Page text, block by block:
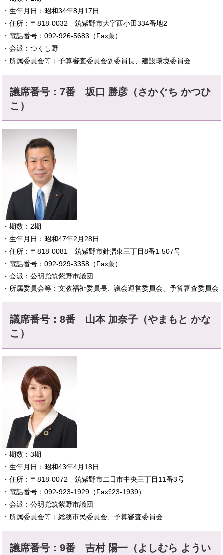
・生年月日：昭和34年8月17日
・住所：〒818-0032 筑紫野市大字西小田334番地2
・電話番号：092-926-5683（Fax兼）
・会派：つくし野
・所属委員会等：予算審査委員会副委員長、建設環境委員会
議席番号：7番 坂口 勝彦（さかぐち かつひ
こ）
​・期数：2期
・生年月日：昭和47年2月28日
・住所：〒818-0081 筑紫野市針摺東三丁目8番1-507号
・電話番号：092-929-3358（Fax兼）
・会派：公明党筑紫野市議団
・所属委員会等：文教福祉委員長、議会運営委員会、予算審査委員会
議席番号：8番 山本 加奈子（やまもと かな
こ）
​・期数：3期
・生年月日：昭和43年4月18日
・住所：〒818-0072 筑紫野市二日市中央三丁目11番3号
・電話番号：092-923-1929（Fax923-1939）
・会派：公明党筑紫野市議団
・所属委員会等：総務市民委員会、予算審査委員会
議席番号：9番 吉村 陽一（よしむら ようい